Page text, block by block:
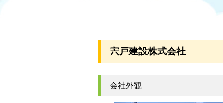
宍戸建設株式会社
会社外観